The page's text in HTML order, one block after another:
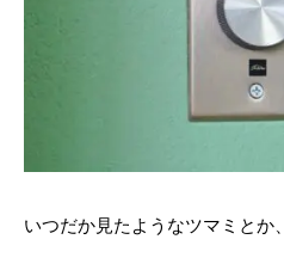
いつだか見たようなツマミとか、